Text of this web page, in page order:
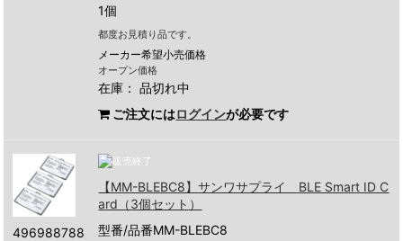
1個
都度お見積り品です。
メーカー希望小売価格
オープン価格
在庫：品切れ中
ご注文にはログインが必要です
496988788
【MM-BLEBC8】サンワサプライ BLE Smart ID C
ard（3個セット）
型番/品番MM-BLEBC8